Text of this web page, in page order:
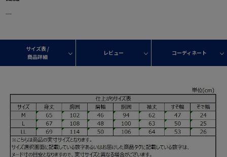
―
サイズ表 /
商品詳細
レビュー コーディネート